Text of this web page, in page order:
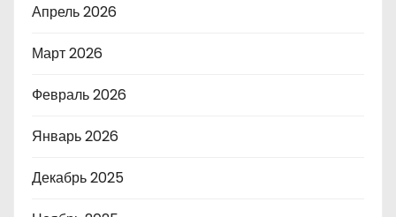
Апрель 2026
Март 2026
Февраль 2026
Январь 2026
Декабрь 2025